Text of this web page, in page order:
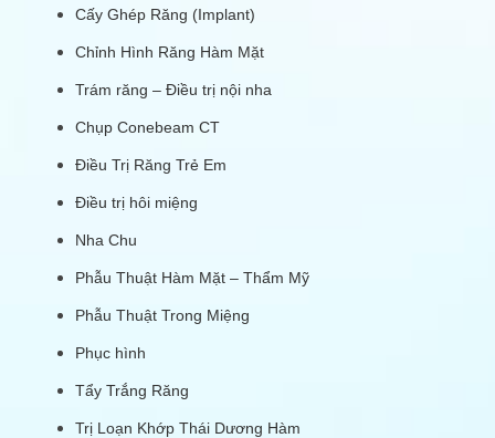
Cấy Ghép Răng (Implant)
Chỉnh Hình Răng Hàm Mặt
Trám răng – Điều trị nội nha
Chụp Conebeam CT
Điều Trị Răng Trẻ Em
Điều trị hôi miệng
Nha Chu
Phẫu Thuật Hàm Mặt – Thẩm Mỹ
Phẫu Thuật Trong Miệng
Phục hình
Tẩy Trắng Răng
Trị Loạn Khớp Thái Dương Hàm